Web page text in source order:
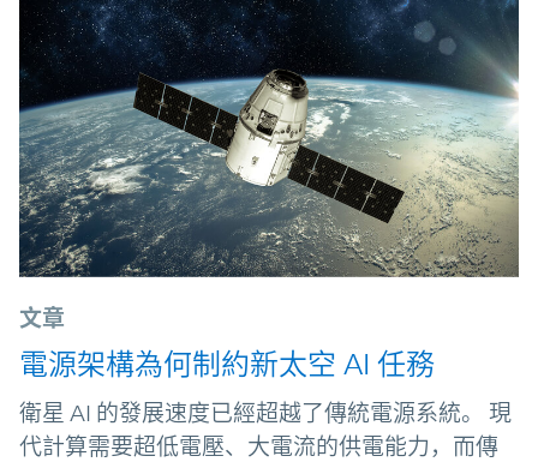
文章
電源架構為何制約新太空 AI 任務
衛星 AI 的發展速度已經超越了傳統電源系統。 現
代計算需要超低電壓、大電流的供電能力，而傳